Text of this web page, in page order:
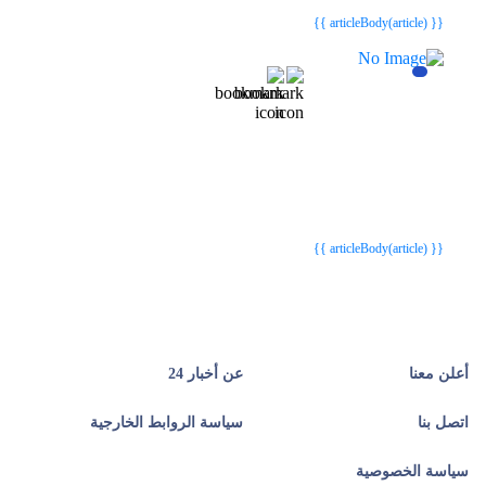
{{ articleBody(article) }}
{{ articleBody(article) }}
أعلن معنا عن أخبار 24
اتصل بنا سياسة الروابط الخارجية
سياسة الخصوصية